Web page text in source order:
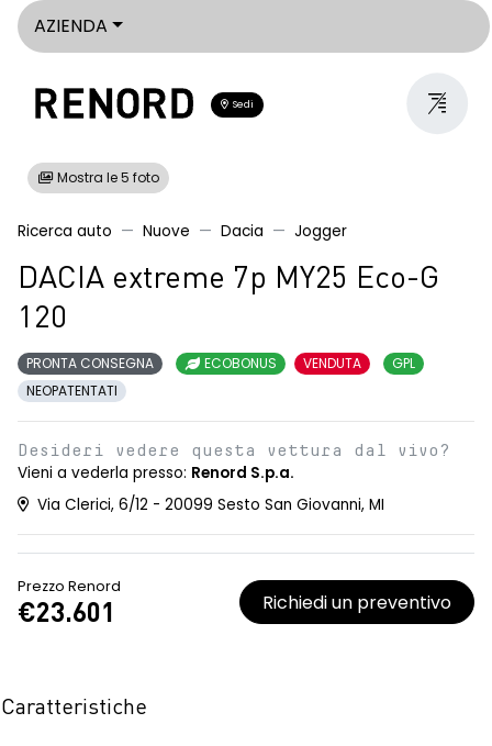
AZIENDA
Sedi
Mostra le 5 foto
Ricerca auto Nuove Dacia Jogger
DACIA extreme 7p MY25 Eco-G
120
PRONTA CONSEGNA ECOBONUS VENDUTA
GPL
NEOPATENTATI
Desideri vedere questa vettura dal vivo?
Vieni a vederla presso: Renord S.p.a.
Via Clerici, 6/12 - 20099 Sesto San Giovanni, MI
Prezzo Renord
€23.601 Richiedi un preventivo
Caratteristiche